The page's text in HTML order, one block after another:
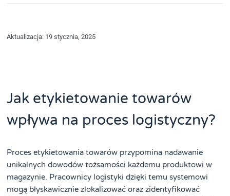
Aktualizacja: 19 stycznia, 2025
Jak etykietowanie towarów
wpływa na proces logistyczny?
Proces etykietowania towarów przypomina nadawanie
unikalnych dowodów tożsamości każdemu produktowi w
magazynie. Pracownicy logistyki dzięki temu systemowi
mogą błyskawicznie zlokalizować oraz zidentyfikować